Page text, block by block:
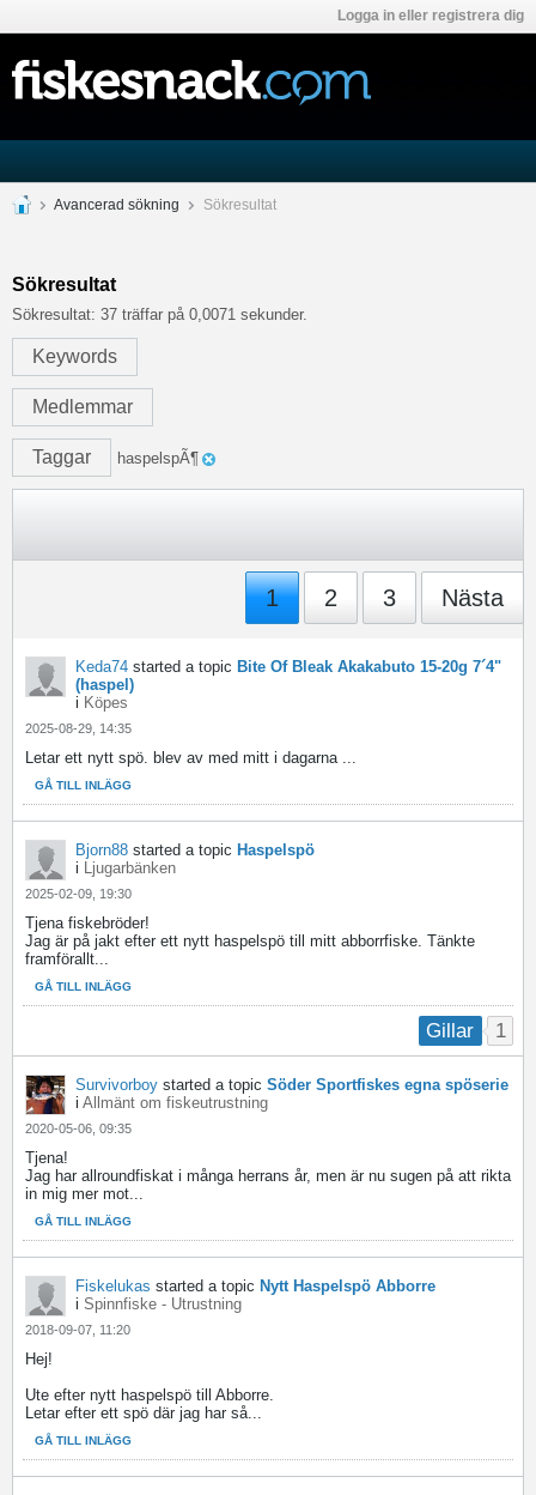
Logga in eller registrera dig
Avancerad sökning Sökresultat
Sökresultat
Sökresultat: 37 träffar på 0,0071 sekunder.
Keywords
Medlemmar
Taggar haspelspÃ¶
1 2 3 Nästa
Keda74 started a topic Bite Of Bleak Akakabuto 15-20g 7´4"
(haspel)
i Köpes
2025-08-29, 14:35
Letar ett nytt spö. blev av med mitt i dagarna ...
GÅ TILL INLÄGG
Bjorn88 started a topic Haspelspö
i Ljugarbänken
2025-02-09, 19:30
Tjena fiskebröder!
Jag är på jakt efter ett nytt haspelspö till mitt abborrfiske. Tänkte
framförallt...
GÅ TILL INLÄGG
Gillar 1
Survivorboy started a topic Söder Sportfiskes egna spöserie
i Allmänt om fiskeutrustning
2020-05-06, 09:35
Tjena!
Jag har allroundfiskat i många herrans år, men är nu sugen på att rikta
in mig mer mot...
GÅ TILL INLÄGG
Fiskelukas started a topic Nytt Haspelspö Abborre
i Spinnfiske - Utrustning
2018-09-07, 11:20
Hej!
Ute efter nytt haspelspö till Abborre.
Letar efter ett spö där jag har så...
GÅ TILL INLÄGG